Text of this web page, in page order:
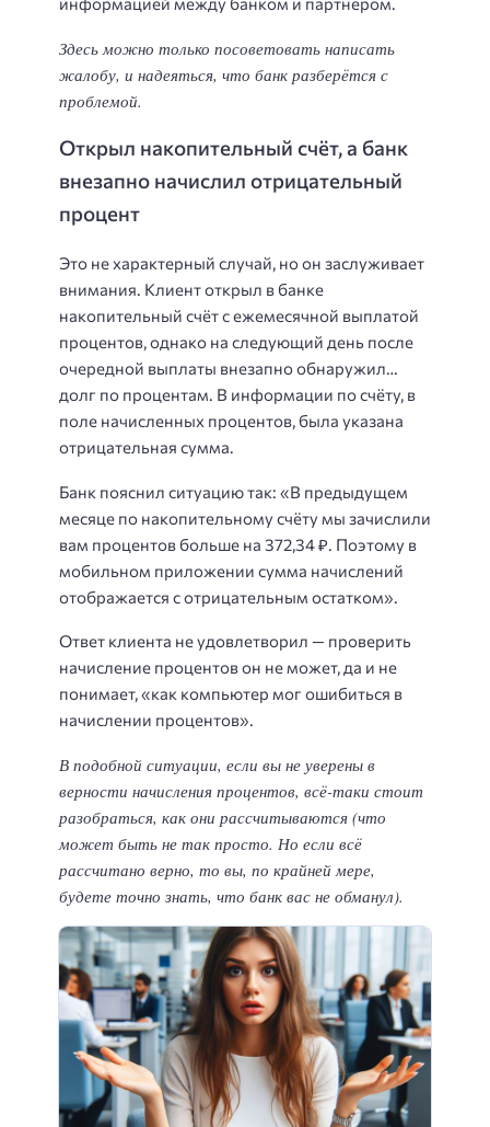
Здесь можно только посоветовать написать
жалобу, и надеяться, что банк разберётся с
проблемой.
Открыл накопительный счёт, а банк
внезапно начислил отрицательный
процент
Это не характерный случай, но он заслуживает
внимания. Клиент открыл в банке
накопительный счёт с ежемесячной выплатой
процентов, однако на следующий день после
очередной выплаты внезапно обнаружил…
долг по процентам. В информации по счёту, в
поле начисленных процентов, была указана
отрицательная сумма.
Банк пояснил ситуацию так: «В предыдущем
месяце по накопительному счёту мы зачислили
вам процентов больше на 372,34 ₽. Поэтому в
мобильном приложении сумма начислений
отображается с отрицательным остатком».
Ответ клиента не удовлетворил — проверить
начисление процентов он не может, да и не
понимает, «как компьютер мог ошибиться в
начислении процентов».
В подобной ситуации, если вы не уверены в
верности начисления процентов, всё-таки стоит
разобраться, как они рассчитываются (что
может быть не так просто. Но если всё
рассчитано верно, то вы, по крайней мере,
будете точно знать, что банк вас не обманул).